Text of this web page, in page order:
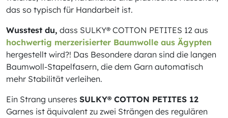
das so typisch für Handarbeit ist.
Wusstest du, dass SULKY® COTTON PETITES 12 aus
hochwertig merzerisierter Baumwolle aus Ägypten
hergestellt wird?! Das Besondere daran sind die langen
Baumwoll-Stapelfasern, die dem Garn automatisch
mehr Stabilität verleihen.
Ein Strang unseres SULKY® COTTON PETITES 12
Garnes ist äquivalent zu zwei Strängen des regulären